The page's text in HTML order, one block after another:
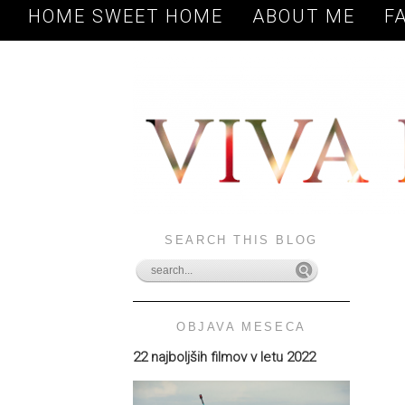
HOME SWEET HOME ABOUT ME
SEARCH THIS BLOG
OBJAVA MESECA
22 najboljših filmov v letu 2022